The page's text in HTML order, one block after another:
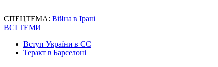
СПЕЦТЕМА: Війна в Ірані
ВСІ ТЕМИ
Вступ України в ЄС
Теракт в Барселоні